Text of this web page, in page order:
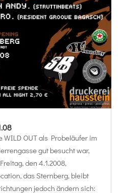
WILD OUT als Probeläufer im
gut besucht war,
den 4.1.2008,
das Sternberg, bleibt
jedoch ändern sich: